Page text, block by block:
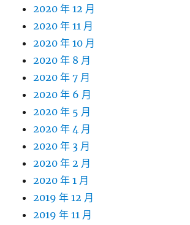
2020 年 12 月
2020 年 11 月
2020 年 10 月
2020 年 8 月
2020 年 7 月
2020 年 6 月
2020 年 5 月
2020 年 4 月
2020 年 3 月
2020 年 2 月
2020 年 1 月
2019 年 12 月
2019 年 11 月